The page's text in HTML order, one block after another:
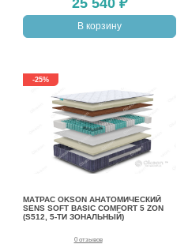
В корзину
-25%
МАТРАС OKSON АНАТОМИЧЕСКИЙ
SENS SOFT BASIC COMFORT 5 ZON
(S512, 5-ТИ ЗОНАЛЬНЫЙ)
0 отзывов